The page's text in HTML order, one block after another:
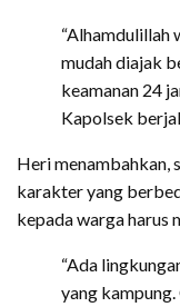
“Alhamdulillah
mudah diajak
keamanan 24
Kapolsek
Heri menambahkan,
karakter yang
kepada warga harus
“Ada
yang